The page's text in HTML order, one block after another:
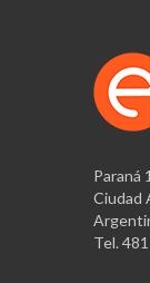
Paraná
Ciudad
Tel.